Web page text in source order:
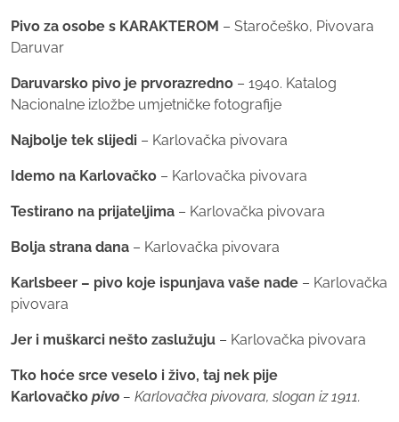
Pivo za osobe s KARAKTEROM – Staročeško, Pivovara
Daruvar
Daruvarsko pivo je prvorazredno – 1940. Katalog
Nacionalne izložbe umjetničke fotografije
Najbolje tek slijedi – Karlovačka pivovara
Idemo na Karlovačko – Karlovačka pivovara
Testirano na prijateljima – Karlovačka pivovara
Bolja strana dana – Karlovačka pivovara
Karlsbeer – pivo koje ispunjava vaše nade – Karlovačka
pivovara
Jer i muškarci nešto zaslužuju – Karlovačka pivovara
Tko hoće srce veselo i živo, taj nek pije
Karlovačko pivo – Karlovačka pivovara, slogan iz 1911.